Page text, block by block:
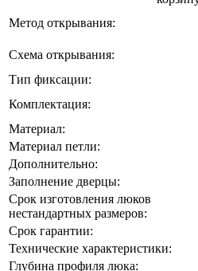
Метод открывания:
Схема открывания:
Тип фиксации:
Комплектация:
Материал:
Материал петли:
Дополнительно:
Заполнение дверцы:
Срок изготовления люков
нестандартных размеров:
Срок гарантии:
Технические характеристики:
Глубина профиля люка: